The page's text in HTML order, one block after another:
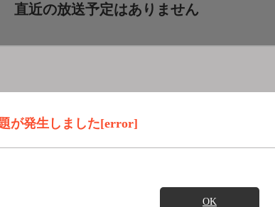
が発生しました[error]
OK
直近の放送予定はありません